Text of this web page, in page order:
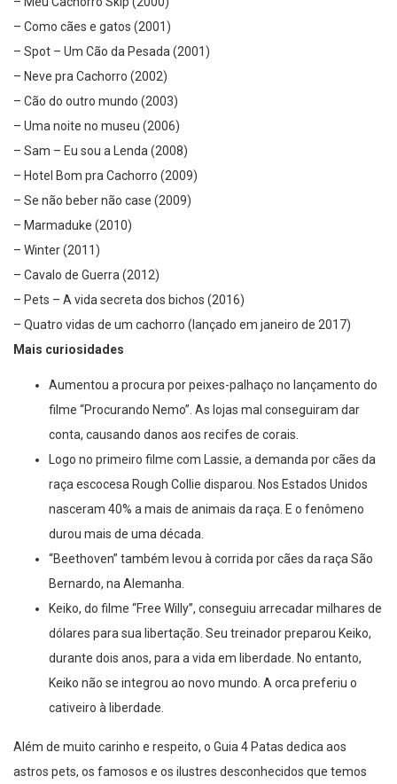
– Como cães e gatos (2001)
– Spot – Um Cão da Pesada (2001)
– Neve pra Cachorro (2002)
– Cão do outro mundo (2003)
– Uma noite no museu (2006)
– Sam – Eu sou a Lenda (2008)
– Hotel Bom pra Cachorro (2009)
– Se não beber não case (2009)
– Marmaduke (2010)
– Winter (2011)
– Cavalo de Guerra (2012)
– Pets – A vida secreta dos bichos (2016)
– Quatro vidas de um cachorro (lançado em janeiro de 2017)
Mais curiosidades
Aumentou a procura por peixes-palhaço no lançamento do
filme “Procurando Nemo”. As lojas mal conseguiram dar
conta, causando danos aos recifes de corais.
Logo no primeiro filme com Lassie, a demanda por cães da
raça escocesa Rough Collie disparou. Nos Estados Unidos
nasceram 40% a mais de animais da raça. E o fenômeno
durou mais de uma década.
“Beethoven” também levou à corrida por cães da raça São
Bernardo, na Alemanha.
Keiko, do filme “Free Willy”, conseguiu arrecadar milhares de
dólares para sua libertação. Seu treinador preparou Keiko,
durante dois anos, para a vida em liberdade. No entanto,
Keiko não se integrou ao novo mundo. A orca preferiu o
cativeiro à liberdade.
Além de muito carinho e respeito, o Guia 4 Patas dedica aos
astros pets, os famosos e os ilustres desconhecidos que temos